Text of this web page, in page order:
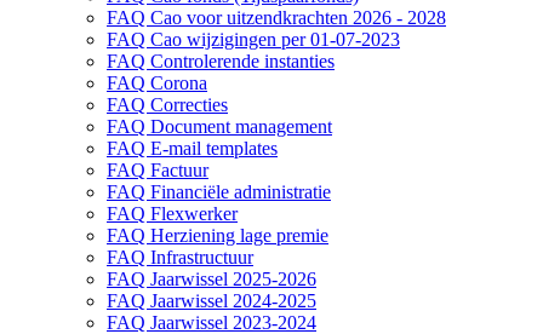
FAQ Cao voor uitzendkrachten 2026 - 2028
FAQ Cao wijzigingen per 01-07-2023
FAQ Controlerende instanties
FAQ Corona
FAQ Correcties
FAQ Document management
FAQ E-mail templates
FAQ Factuur
FAQ Financiële administratie
FAQ Flexwerker
FAQ Herziening lage premie
FAQ Infrastructuur
FAQ Jaarwissel 2025-2026
FAQ Jaarwissel 2024-2025
FAQ Jaarwissel 2023-2024